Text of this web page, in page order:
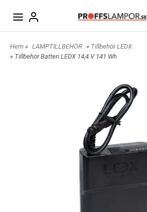
Hem » LAMPTILLBEHÖR » Tillbehör LEDX
» Tillbehör Batteri LEDX 14,4 V 141 Wh